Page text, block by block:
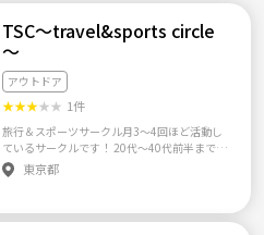
TSC～travel&sports circle
～
アウトドア
★★★★★ 1件
旅行＆スポーツサークル月3～4回ほど活動し
ているサークルです！ 20代～40代前半まで幅
広い方が所属しているサークルで、現在80名
ほどの方がいます！ これから更にたくさんの
参加はお一人での参加の方がほとんどです！
東京都